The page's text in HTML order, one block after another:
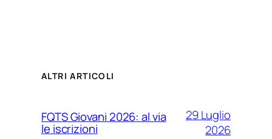
ALTRI ARTICOLI
FQTS Giovani 2026: al via
le iscrizioni
29 Luglio
2026